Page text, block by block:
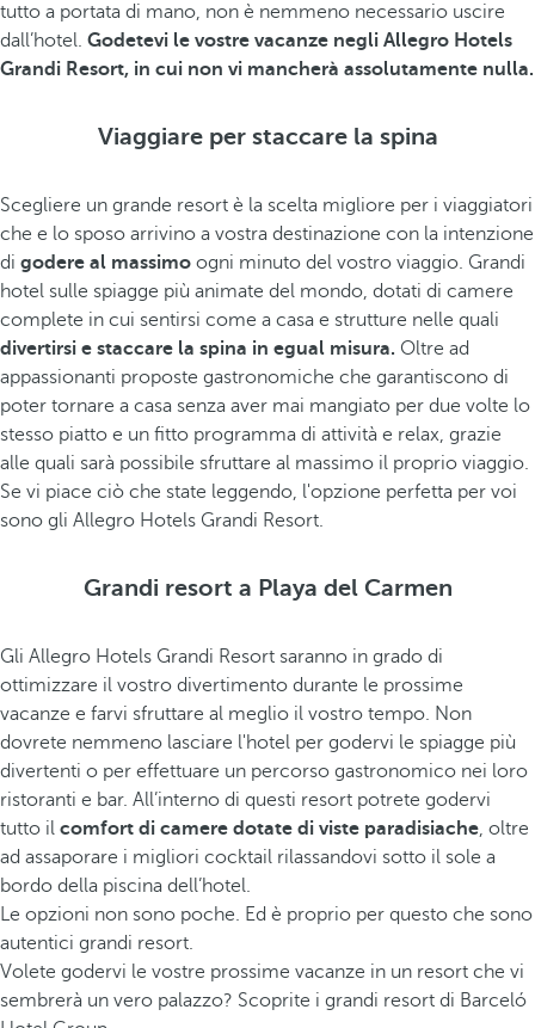
tutto a portata di mano, non è nemmeno necessario uscire
dall’hotel. Godetevi le vostre vacanze negli Allegro Hotels
Grandi Resort, in cui non vi mancherà assolutamente nulla.
Viaggiare per staccare la spina
Scegliere un grande resort è la scelta migliore per i viaggiatori
che e lo sposo arrivino a vostra destinazione con la intenzione
di godere al massimo ogni minuto del vostro viaggio. Grandi
hotel sulle spiagge più animate del mondo, dotati di camere
complete in cui sentirsi come a casa e strutture nelle quali
divertirsi e staccare la spina in egual misura. Oltre ad
appassionanti proposte gastronomiche che garantiscono di
poter tornare a casa senza aver mai mangiato per due volte lo
stesso piatto e un fitto programma di attività e relax, grazie
alle quali sarà possibile sfruttare al massimo il proprio viaggio.
Se vi piace ciò che state leggendo, l'opzione perfetta per voi
sono gli Allegro Hotels Grandi Resort.
Grandi resort a Playa del Carmen
Gli Allegro Hotels Grandi Resort saranno in grado di
ottimizzare il vostro divertimento durante le prossime
vacanze e farvi sfruttare al meglio il vostro tempo. Non
dovrete nemmeno lasciare l'hotel per godervi le spiagge più
divertenti o per effettuare un percorso gastronomico nei loro
ristoranti e bar. All’interno di questi resort potrete godervi
tutto il comfort di camere dotate di viste paradisiache, oltre
ad assaporare i migliori cocktail rilassandovi sotto il sole a
bordo della piscina dell’hotel.
Le opzioni non sono poche. Ed è proprio per questo che sono
autentici grandi resort.
Volete godervi le vostre prossime vacanze in un resort che vi
sembrerà un vero palazzo? Scoprite i grandi resort di Barceló